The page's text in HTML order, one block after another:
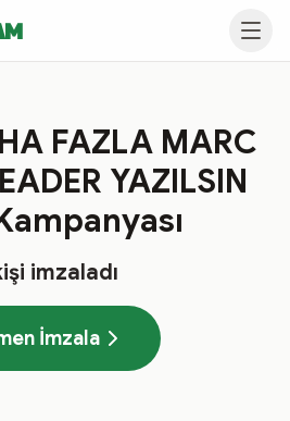
FAZLA MARC
YAZILSIN
imzaladı
İmzala